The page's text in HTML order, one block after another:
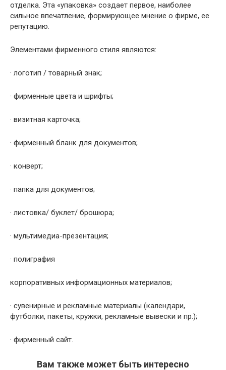
отделка. Эта «упаковка» создает первое, наиболее
сильное впечатление, формирующее мнение о фирме, ее
репутацию.
Элементами фирменного стиля являются:
· логотип / товарный знак;
· фирменные цвета и шрифты;
· визитная карточка;
· фирменный бланк для документов;
· конверт;
· папка для документов;
· листовка/ буклет/ брошюра;
· мультимедиа-презентация;
· полиграфия
корпоративных информационных материалов;
· сувенирные и рекламные материалы (календари,
футболки, пакеты, кружки, рекламные вывески и пр.);
· фирменный сайт.
Вам также может быть интересно